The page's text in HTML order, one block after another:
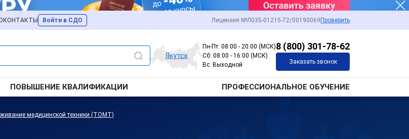
КОНТАКТЫ Войти в СДО Лицензия №Л035-01215-72/00190069 Проверить
Якутск
Пн-Пт: 08:00 - 20:00 (МСК)
Сб: 08:00 - 16:00 (МСК)
Вс: Выходной
8 (800) 301-78-62
Заказать звонок
ПОВЫШЕНИЕ КВАЛИФИКАЦИИ ПРОФЕССИОНАЛЬНОЕ ОБУЧЕНИЕ
медицинской техники (ТОМТ)